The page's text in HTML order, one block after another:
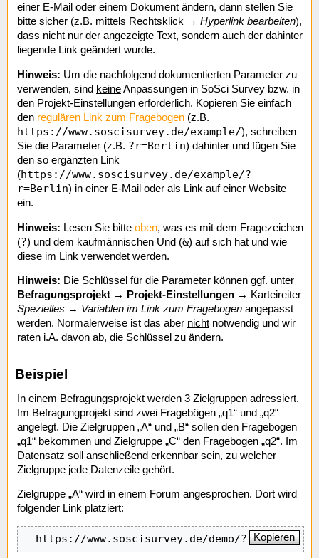
einer E-Mail oder einem Dokument ändern, dann stellen Sie
bitte sicher (z.B. mittels Rechtsklick → Hyperlink bearbeiten),
dass nicht nur der angezeigte Text, sondern auch der dahinter
liegende Link geändert wurde.
Hinweis: Um die nachfolgend dokumentierten Parameter zu
verwenden, sind keineAnpassungen in SoSci Survey bzw. in
den Projekt-Einstellungen erforderlich. Kopieren Sie einfach
den regulären Link zum Fragebogen (z.B.
https://www.soscisurvey.de/example/), schreiben
Sie die Parameter (z.B. ?r=Berlin) dahinter und fügen Sie
den so ergänzten Link
(https://www.soscisurvey.de/example/?
r=Berlin) in einer E-Mail oder als Link auf einer Website
ein.
Hinweis: Lesen Sie bitte oben, was es mit dem Fragezeichen
(?) und dem kaufmännischen Und (&) auf sich hat und wie
diese im Link verwendet werden.
Hinweis: Die Schlüssel für die Parameter können ggf. unter
Befragungsprojekt → Projekt-Einstellungen → Karteireiter
Spezielles → Variablen im Link zum Fragebogen angepasst
werden. Normalerweise ist das aber nicht notwendig und wir
raten i.A. davon ab, die Schlüssel zu ändern.
Beispiel
In einem Befragungsprojekt werden 3 Zielgruppen adressiert.
Im Befragungprojekt sind zwei Fragebögen „q1“ und „q2“
angelegt. Die Zielgruppen „A“ und „B“ sollen den Fragebogen
„q1“ bekommen und Zielgruppe „C“ den Fragebogen „q2“. Im
Datensatz soll anschließend erkennbar sein, zu welcher
Zielgruppe jede Datenzeile gehört.
Zielgruppe „A“ wird in einem Forum angesprochen. Dort wird
folgender Link platziert:
  https://www.soscisurvey.de/demo/?r=A&q=q1
Kopieren